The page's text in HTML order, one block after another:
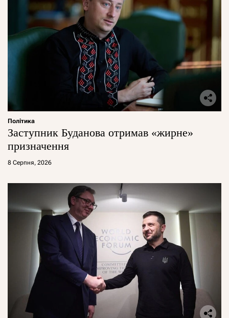
Політика
Заступник Буданова отримав «жирне»
призначення
8 Серпня, 2026